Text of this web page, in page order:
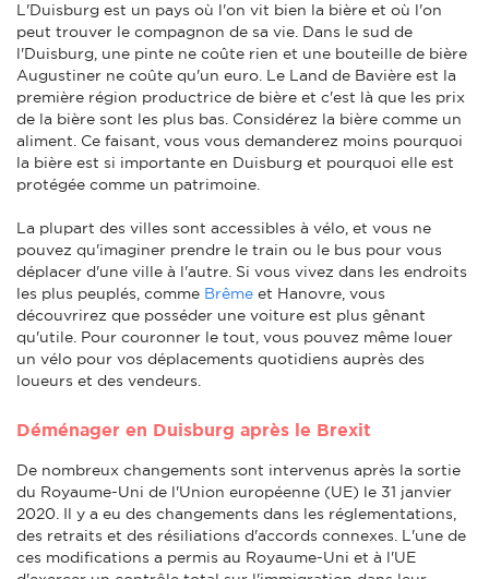
L'Duisburg est un pays où l'on vit bien la bière et où l'on
peut trouver le compagnon de sa vie. Dans le sud de
l'Duisburg, une pinte ne coûte rien et une bouteille de bière
Augustiner ne coûte qu'un euro. Le Land de Bavière est la
première région productrice de bière et c'est là que les prix
de la bière sont les plus bas. Considérez la bière comme un
aliment. Ce faisant, vous vous demanderez moins pourquoi
la bière est si importante en Duisburg et pourquoi elle est
protégée comme un patrimoine.
La plupart des villes sont accessibles à vélo, et vous ne
pouvez qu'imaginer prendre le train ou le bus pour vous
déplacer d'une ville à l'autre. Si vous vivez dans les endroits
les plus peuplés, comme Brême et Hanovre, vous
découvrirez que posséder une voiture est plus gênant
qu'utile. Pour couronner le tout, vous pouvez même louer
un vélo pour vos déplacements quotidiens auprès des
loueurs et des vendeurs.
Déménager en Duisburg après le Brexit
De nombreux changements sont intervenus après la sortie
du Royaume-Uni de l'Union européenne (UE) le 31 janvier
2020. Il y a eu des changements dans les réglementations,
des retraits et des résiliations d'accords connexes. L'une de
ces modifications a permis au Royaume-Uni et à l'UE